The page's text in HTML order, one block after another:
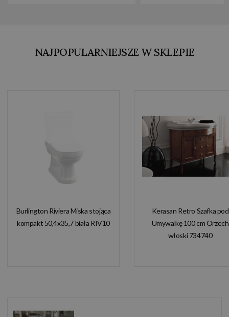
NAJPOPULARNIEJSZE W SKLEPIE
Burlington Riviera Miska stojąca
kompakt 50,4x35,7 biała RIV10
Kerasan Retro Szafka pod
Umywalkę 100 cm Orzech
włoski 734740